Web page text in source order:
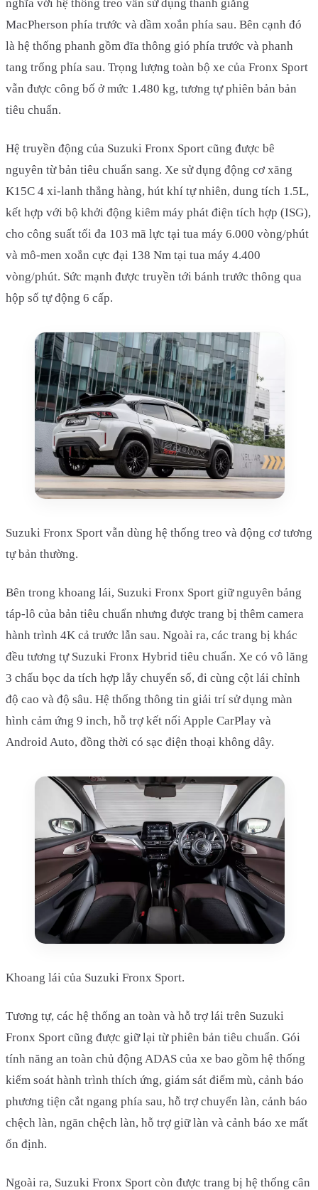
nghĩa với hệ thống treo vẫn sử dụng thanh giằng
MacPherson phía trước và dầm xoắn phía sau. Bên cạnh đó
là hệ thống phanh gồm đĩa thông gió phía trước và phanh
tang trống phía sau. Trọng lượng toàn bộ xe của Fronx Sport
vẫn được công bố ở mức 1.480 kg, tương tự phiên bản bản
tiêu chuẩn.
Hệ truyền động của Suzuki Fronx Sport cũng được bê
nguyên từ bản tiêu chuẩn sang. Xe sử dụng động cơ xăng
K15C 4 xi-lanh thẳng hàng, hút khí tự nhiên, dung tích 1.5L,
kết hợp với bộ khởi động kiêm máy phát điện tích hợp (ISG),
cho công suất tối đa 103 mã lực tại tua máy 6.000 vòng/phút
và mô-men xoắn cực đại 138 Nm tại tua máy 4.400
vòng/phút. Sức mạnh được truyền tới bánh trước thông qua
hộp số tự động 6 cấp.
Suzuki Fronx Sport vẫn dùng hệ thống treo và động cơ tương
tự bản thường.
Bên trong khoang lái, Suzuki Fronx Sport giữ nguyên bảng
táp-lô của bản tiêu chuẩn nhưng được trang bị thêm camera
hành trình 4K cả trước lẫn sau. Ngoài ra, các trang bị khác
đều tương tự Suzuki Fronx Hybrid tiêu chuẩn. Xe có vô lăng
3 chấu bọc da tích hợp lẫy chuyển số, đi cùng cột lái chỉnh
độ cao và độ sâu. Hệ thống thông tin giải trí sử dụng màn
hình cảm ứng 9 inch, hỗ trợ kết nối Apple CarPlay và
Android Auto, đồng thời có sạc điện thoại không dây.
Khoang lái của Suzuki Fronx Sport.
Tương tự, các hệ thống an toàn và hỗ trợ lái trên Suzuki
Fronx Sport cũng được giữ lại từ phiên bản tiêu chuẩn. Gói
tính năng an toàn chủ động ADAS của xe bao gồm hệ thống
kiểm soát hành trình thích ứng, giám sát điểm mù, cảnh báo
phương tiện cắt ngang phía sau, hỗ trợ chuyển làn, cảnh báo
chệch làn, ngăn chệch làn, hỗ trợ giữ làn và cảnh báo xe mất
ổn định.
Ngoài ra, Suzuki Fronx Sport còn được trang bị hệ thống cân